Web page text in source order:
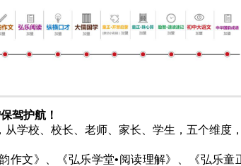
驾护航！
学校、校长、老师、家长、学生，五个维度
作文》、《弘乐学堂•阅读理解》、《弘乐童